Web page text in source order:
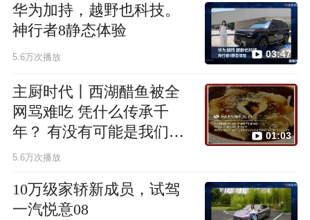
华为加持，越野也科技。
神行者8静态体验
5.6万次播放 03:47
主厨时代丨西湖醋鱼被全
网骂难吃 凭什么传承千
年？ 有没有可能是我们没
找到它原来的高度
5.6万次播放
01:03
10万级家轿新成员，试驾
一汽悦意08